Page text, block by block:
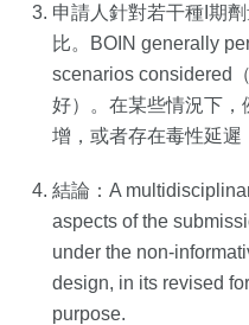
申請人針對若干種I期
比。BOIN generally
scenarios considered
好）。在某些情況下，
增，或者存在毒性延遲
結論：A
aspects of the
under the non-
design, in its revised
purpose.